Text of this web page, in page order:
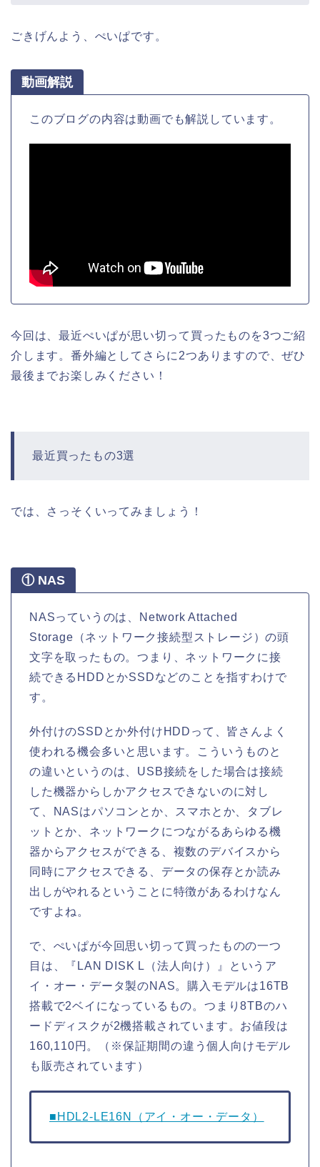
ごきげんよう、ぺいぱです。
動画解説
このブログの内容は動画でも解説しています。
今回は、最近ぺいぱが思い切って買ったものを3つご紹
介します。番外編としてさらに2つありますので、ぜひ
最後までお楽しみください！
最近買ったもの3選
では、さっそくいってみましょう！
① NAS
NASっていうのは、Network Attached
Storage（ネットワーク接続型ストレージ）の頭
文字を取ったもの。つまり、ネットワークに接
続できるHDDとかSSDなどのことを指すわけで
す。
外付けのSSDとか外付けHDDって、皆さんよく
使われる機会多いと思います。こういうものと
の違いというのは、USB接続をした場合は接続
した機器からしかアクセスできないのに対し
て、NASはパソコンとか、スマホとか、タブレ
ットとか、ネットワークにつながるあらゆる機
器からアクセスができる、複数のデバイスから
同時にアクセスできる、データの保存とか読み
出しがやれるということに特徴があるわけなん
ですよね。
で、ぺいぱが今回思い切って買ったものの一つ
目は、『LAN DISK L（法人向け）』というア
イ・オー・データ製のNAS。購入モデルは16TB
搭載で2ベイになっているもの。つまり8TBのハ
ードディスクが2機搭載されています。お値段は
160,110円。（※保証期間の違う個人向けモデル
も販売されています）
■HDL2-LE16N（アイ・オー・データ）